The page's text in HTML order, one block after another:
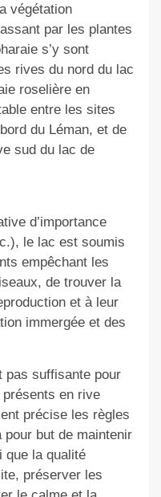
végétation
par les plantes
s’y sont
rives du nord du lac
roselière en
entre les sites
du Léman, et de
sud du lac de
d’importance
le lac est soumis
empêchant les
de trouver la
et à leur
immergée et des
pas suffisante pour
en rive
précise les règles
pour but de maintenir
que la qualité
préserver les